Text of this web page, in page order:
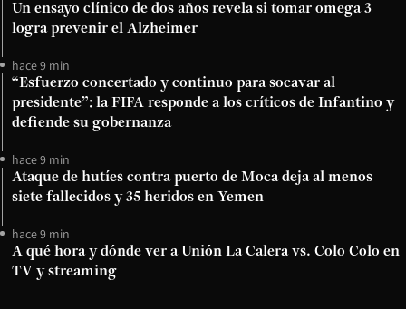
Un ensayo clínico de dos años revela si tomar omega 3
logra prevenir el Alzheimer
hace 9 min
“Esfuerzo concertado y continuo para socavar al
presidente”: la FIFA responde a los críticos de Infantino y
defiende su gobernanza
hace 9 min
Ataque de hutíes contra puerto de Moca deja al menos
siete fallecidos y 35 heridos en Yemen
hace 9 min
A qué hora y dónde ver a Unión La Calera vs. Colo Colo en
TV y streaming